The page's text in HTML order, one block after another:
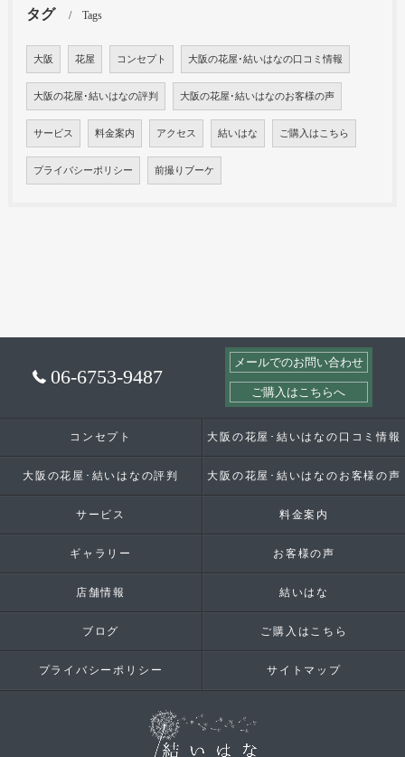
タグ Tags
大阪 花屋 コンセプト 大阪の花屋･結いはなの口コミ情報
大阪の花屋･結いはなの評判 大阪の花屋･結いはなのお客様の声
サービス 料金案内 アクセス 結いはな ご購入はこちら
プライバシーポリシー 前撮りブーケ
06-6753-9487
メールでのお問い合わせ
ご購入はこちらへ
コンセプト 大阪の花屋･結いはなの口コミ情報
大阪の花屋･結いはなの評判 大阪の花屋･結いはなのお客様の声
サービス 料金案内
ギャラリー お客様の声
店舗情報 結いはな
ブログ ご購入はこちら
プライバシーポリシー サイトマップ